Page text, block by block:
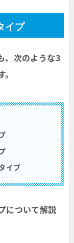
イプ
、次のような3
イプ
について解説